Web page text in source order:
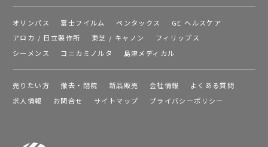
オリンパス 富士フイルム ペンタックス
GE ヘルスケア
アロカ / 日立製作所
東芝 / キャノン
フィリップス
シーメンス
コニカミノルタ 島津メディカル
売りたい方 撤去・閉院 新品販売 会社情報
よくある質問
求人情報
お問合せ サイトマップ プライバシーポリシー